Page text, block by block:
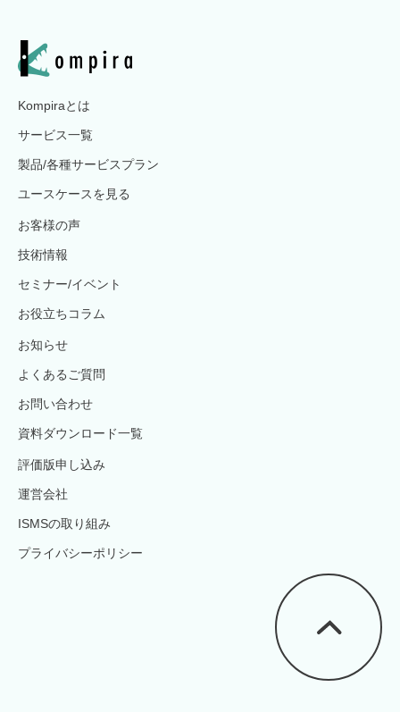
Kompiraとは
サービス一覧
製品/各種サービスプラン
ユースケースを見る
お客様の声
技術情報
セミナー/イベント
お役立ちコラム
お知らせ
よくあるご質問
お問い合わせ
資料ダウンロード一覧
評価版申し込み
運営会社
ISMSの取り組み
プライバシーポリシー